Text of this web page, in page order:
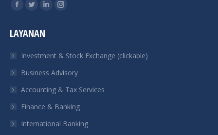
Find us on:
Facebook
opens
new
window
Twitter
opens
new
window
Linkedin
new
window
Instagram
new
window
LAYANAN
Investment & Stock Exchange (clickable)
Business Advisory
Accounting & Tax Services
Finance & Banking
International Banking